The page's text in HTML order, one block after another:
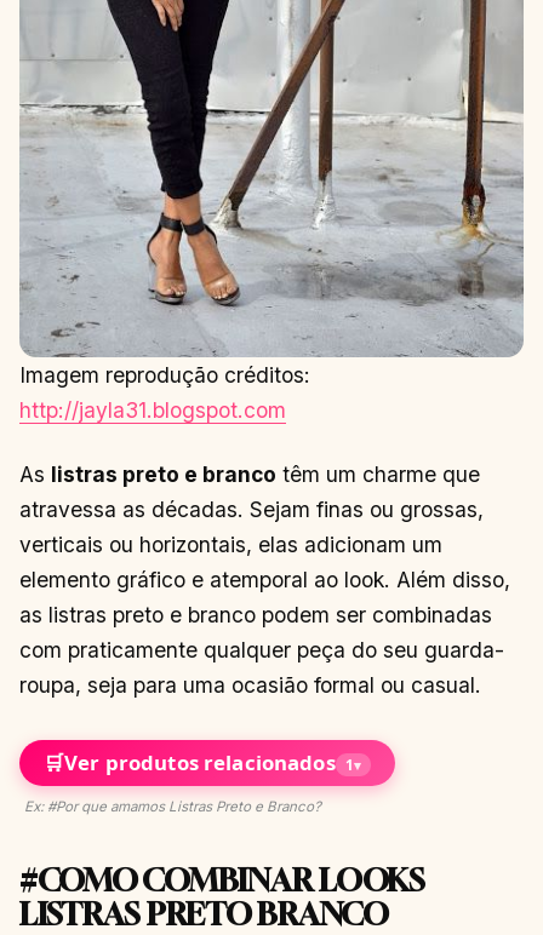
Imagem reprodução créditos:
http://jayla31.blogspot.com
As listras preto e branco têm um charme que
atravessa as décadas. Sejam finas ou grossas,
verticais ou horizontais, elas adicionam um
elemento gráfico e atemporal ao look. Além disso,
as listras preto e branco podem ser combinadas
com praticamente qualquer peça do seu guarda-
roupa, seja para uma ocasião formal ou casual.
🛒Ver produtos relacionados 1▾
Ex: #Por que amamos Listras Preto e Branco?
#COMO COMBINAR LOOKS
LISTRAS PRETO BRANCO